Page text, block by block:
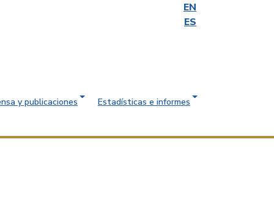
EN
ES
y publicaciones Estadísticas e informes